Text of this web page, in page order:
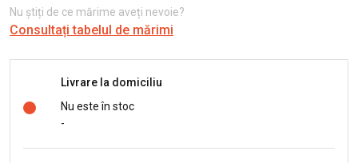
Nu știți de ce mărime aveți nevoie?
Consultați tabelul de mărimi
Livrare la domiciliu
Nu este în stoc
-